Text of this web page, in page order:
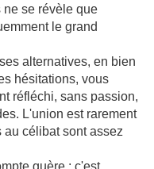
ne se révèle que
le grand
alternatives, en bien
hésitations, vous
réfléchi, sans passion,
L'union est rarement
célibat sont assez